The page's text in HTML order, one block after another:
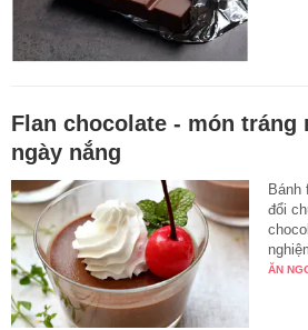
Flan chocolate - món tráng
ngày nắng
Bánh
đổi
ĂN